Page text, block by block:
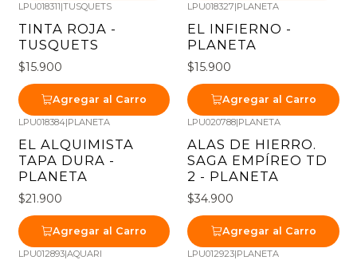
LPU018311|TUSQUETS
TINTA ROJA -
TUSQUETS
$15.900
Agregar al Carro
LPU018327|PLANETA
EL INFIERNO -
PLANETA
$15.900
Agregar al Carro
LPU018384|PLANETA
EL ALQUIMISTA
TAPA DURA -
PLANETA
$21.900
Agregar al Carro
LPU020788|PLANETA
ALAS DE HIERRO.
SAGA EMPÍREO TD
2 - PLANETA
$34.900
Agregar al Carro
LPU012893|AQUARI LPU012923|PLANETA